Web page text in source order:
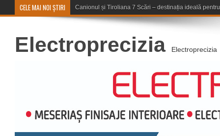
CELE MAI NOI ȘTIRI Concert în aer liber la Komeea Café &
Electroprecizia Electroprecizia